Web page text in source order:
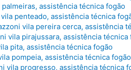
, assistência técnica fogão
penteado, assistência técnica
vila pereira cerca, assistência
vila pirajussara, assistência técnica
pita, assistência técnica fogão
pompeia, assistência técnica fogão
vila progresso, assistência técnica